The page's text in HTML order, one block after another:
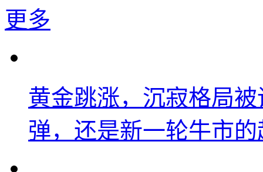
更多
黄金跳涨，沉寂格局
弹，还是新一轮牛市